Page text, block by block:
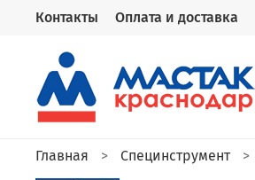
Контакты Оплата и доставка
Главная Специнструмент